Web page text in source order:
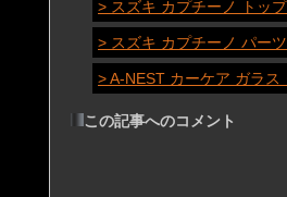
> スズキ カプチーノ トップ
> スズキ カプチーノ パー
> A-NEST カーケア ガラ
この記事へのコメント